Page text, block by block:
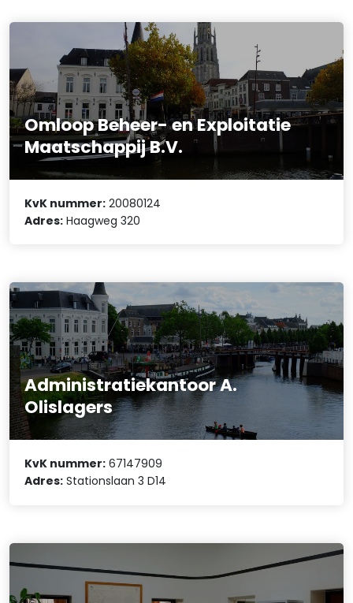
Omloop Beheer- en Exploitatie
Maatschappij B.V.
KvK nummer: 20080124
Adres: Haagweg 320
Administratiekantoor A.
Olislagers
KvK nummer: 67147909
Adres: Stationslaan 3 D14